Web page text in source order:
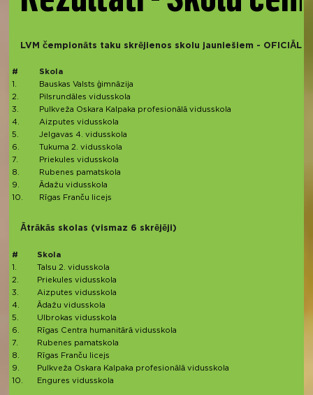
LVM čempionāts taku skrējienos skolu jauniešiem -
#
Skola
1.
Bauskas Valsts ģimnāzija
2.
Pilsrundāles vidusskola
3.
Pulkveža Oskara Kalpaka profesionālā vidusskola
4.
Aizputes vidusskola
5.
Jelgavas 4. vidusskola
6.
Tukuma 2. vidusskola
7.
Priekules vidusskola
8.
Rubenes pamatskola
9.
Ādažu vidusskola
10.
Rīgas Franču licejs
Ātrākās skolas (vismaz 6 skrējēji)
#
Skola
1.
Talsu 2. vidusskola
2.
Priekules vidusskola
3.
Aizputes vidusskola
4.
Ādažu vidusskola
5.
Ulbrokas vidusskola
6.
Rīgas Centra humanitārā vidusskola
7.
Rubenes pamatskola
8.
Rīgas Franču licejs
9.
Pulkveža Oskara Kalpaka profesionālā vidusskola
10.
Engures vidusskola